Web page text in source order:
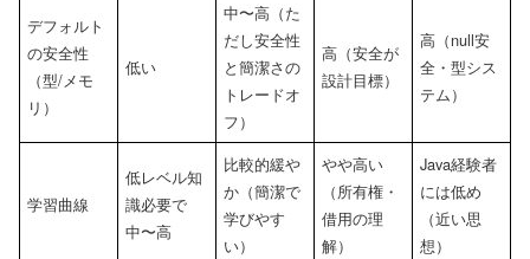
デフォルト
の安全性
（型/メモ
リ）
低い
中〜高（た
だし安全性
と簡潔さの
トレードオ
フ）
高（安全が
設計目標）
高（null安
全・型シス
テム）
学習曲線
低レベル知
識必要で
中〜高
比較的緩や
か（簡潔で
学びやす
い）
やや高い
（所有権・
借用の理
解）
Java経験者
には低め
（近い思
想）